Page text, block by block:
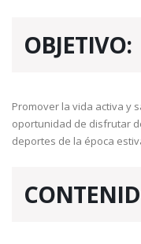
OBJETIVO:
Promover la vida activa y
oportunidad de disfrutar
deportes de la época